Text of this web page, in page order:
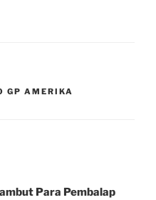
GP AMERIKA
Para Pembalap